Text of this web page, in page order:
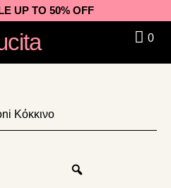
UP TO 50% OFF
0
Κόκκινο